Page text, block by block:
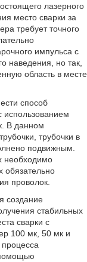
лазерного
место сварки за
требует точного
импульса с
наведения, но так,
область в месте
способ
использованием
В данном
трубочки в
подвижным.
необходимо
обязательно
проволок.
создание
стабильных
сварки с
100 мк, 50 мк и